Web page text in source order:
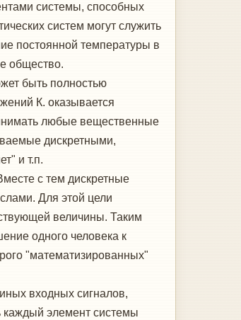
системы, способных
систем могут служить
постоянной температуры в
общество.
быть полностью
К. оказывается
любые вещественные
дискретными,
и т.п.
с тем дискретные
Для этой цели
величины. Таким
одного человека к
"математизированных"
входных сигналов,
каждый элемент системы